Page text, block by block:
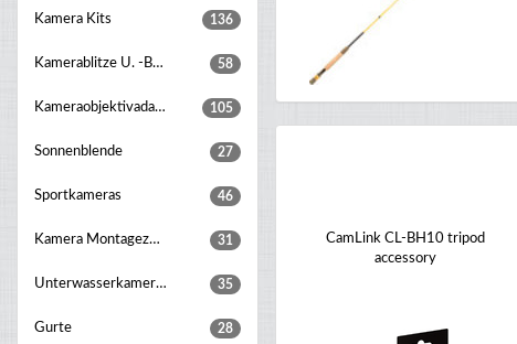
CamLink CL-BH10 tripod
accessory
Kamera Kits 136
Kamerablitze U. -beleuchtung 58
Kameraobjektivadapter 105
Sonnenblende 27
Sportkameras 46
Kamera Montagezubehör 31
Unterwasserkameragehaeuse 35
Gurte 28